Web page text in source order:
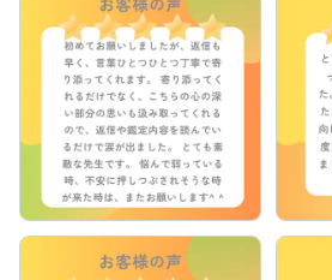
これまでの経験を活かしながら、
丁寧に、やさしく、心に寄り添う
鑑定を心がけています。
私は天使から受け取った言葉を、
人の言葉に変えて、やさしくお届
このページにたどり着いたのは、
決して偶然ではありません。
今こそ、